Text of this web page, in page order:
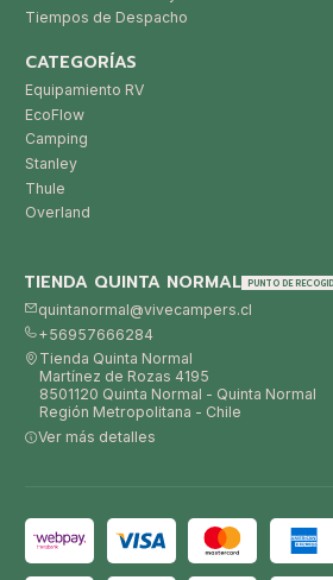
Tiempos de Despacho
CATEGORÍAS
Equipamiento RV
EcoFlow
Camping
Stanley
Thule
Overland
TIENDA QUINTA NORMAL PUNTO DE
quintanormal@vivecampers.cl
+56957666284
Tienda Quinta Normal
Martínez de Rozas 4195
8501120 Quinta Normal - Quinta Normal
Región Metropolitana - Chile
Ver más detalles